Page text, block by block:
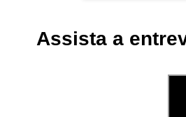
Assista a